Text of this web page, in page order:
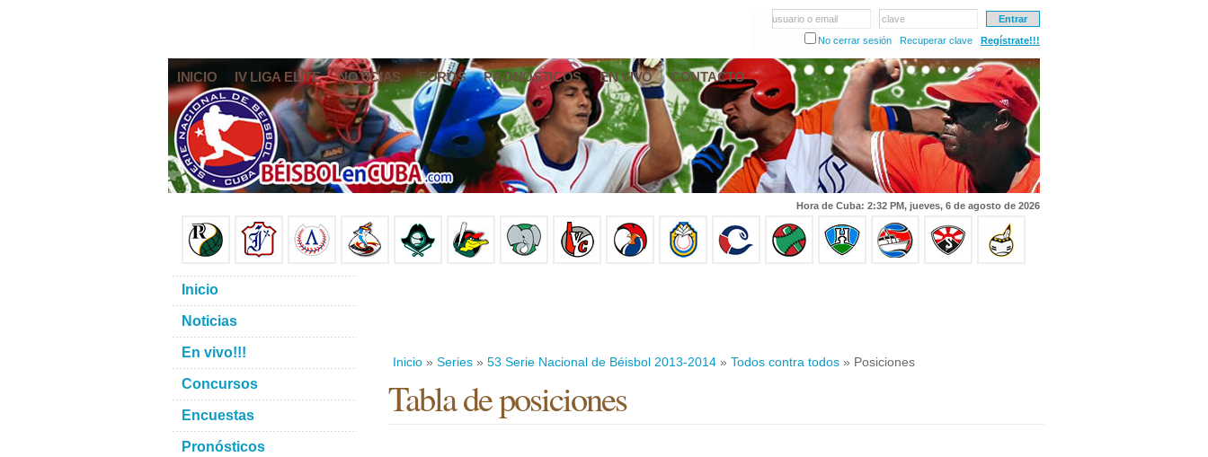
usuario o email
clave
No cerrar sesión
Recuperar clave Regístrate!!!
INICIO IV LIGA ELITE NOTICIAS FOROS PRONÓSTICOS EN VIVO CONTACTO
Hora de Cuba: 2:32 PM, jueves, 6 de agosto de 2026
Inicio » Series » 53 Serie Nacional de Béisbol 2013-2014 » Todos contra todos » Posiciones
Tabla de posiciones
Inicio
Noticias
En vivo!!!
Concursos
Encuestas
Pronósticos